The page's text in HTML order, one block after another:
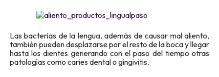
Las bacterias de la lengua, además de causar mal aliento,
también pueden desplazarse por el resto de la boca y llegar
hasta los dientes generando con el paso del tiempo otras
patologías como caries dental o gingivitis.